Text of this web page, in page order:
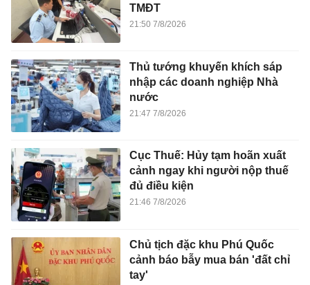
TMĐT
21:50 7/8/2026
Thủ tướng khuyến khích sáp
nhập các doanh nghiệp Nhà
nước
21:47 7/8/2026
Cục Thuế: Hủy tạm hoãn xuất
cảnh ngay khi người nộp thuế
đủ điều kiện
21:46 7/8/2026
Chủ tịch đặc khu Phú Quốc
cảnh báo bẫy mua bán 'đất chỉ
tay'